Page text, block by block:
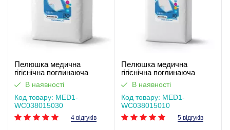
Пелюшка медична
гігієнічна поглинаюча
одноразова MED1-WC03,
розмір 80×150 см (30 шт в
упаковці)
В наявності
Код товару: MED1-
WC038015030
4 відгуків
Пелюшка медична
гігієнічна поглинаюча
одноразова MED1-WC03,
розмір 80*150 см (10 шт в
упаковці)
В наявності
Код товару: MED1-
WC038015010
5 відгуків